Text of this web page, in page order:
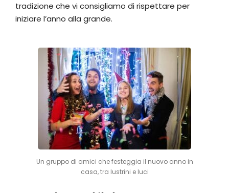
tradizione che vi consigliamo di rispettare per
iniziare l’anno alla grande.
Un gruppo di amici che festeggia il nuovo anno in
casa, tra lustrini e luci